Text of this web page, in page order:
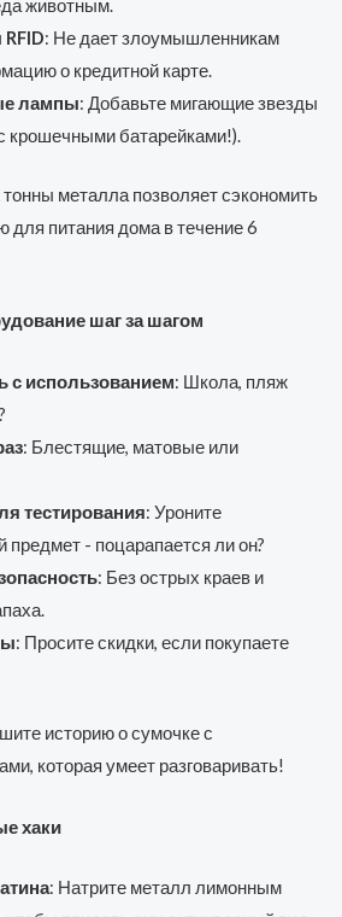
животным.
: Не дает злоумышленникам
о кредитной карте.
лампы: Добавьте мигающие звезды
крошечными батарейками!).
металла позволяет сэкономить
для питания дома в течение 6
шаг за шагом
с использованием: Школа, пляж
: Блестящие, матовые или
тестирования: Уроните
предмет - поцарапается ли он?
: Без острых краев и
: Просите скидки, если покупаете
историю о сумочке с
которая умеет разговаривать!
хаки
: Натрите металл лимонным